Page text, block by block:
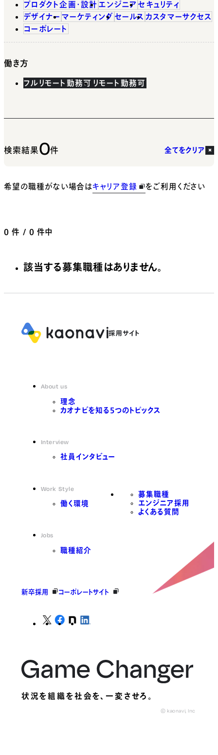
プロダクト企画・設計 エンジニア セキュリティ
デザイナー マーケティング セールス カスタマーサクセス
コーポレート
働き方
フルリモート勤務可 リモート勤務可
検索結果0件 全てをクリア
希望の職種がない場合はキャリア登録 をご利用ください
0 件 / 0 件中
該当する募集職種はありません。
About us
理念
カオナビを知る5つのトピックス
Interview
社員インタビュー
Work Style
働く環境
Jobs
職種紹介
募集職種
エンジニア採用
よくある質問
新卒採用 コーポレートサイト
状況を組織を社会を、一変させろ。
© kaonavi, Inc